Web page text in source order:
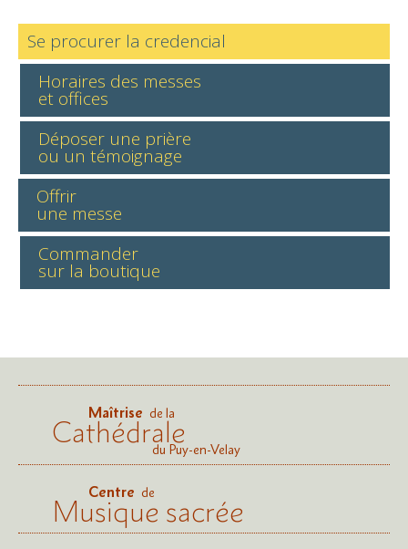
Se procurer la credencial
Horaires des messes
et offices
Déposer une prière
ou un témoignage
Offrir
une messe
Commander
sur la boutique
Maîtrise de la
Cathédraledu Puy-en-Velay
Centre de
Musique sacrée